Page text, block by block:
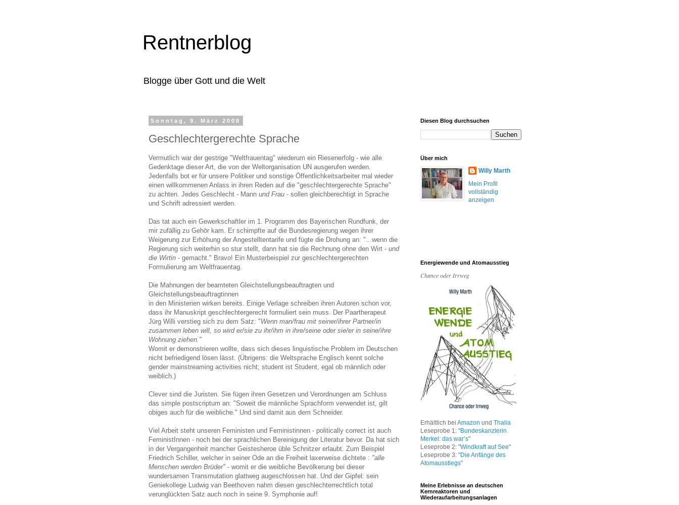
Rentnerblog
Blogge über Gott und die Welt
Sonntag, 9. März 2008
Geschlechtergerechte Sprache
Vermutlich war der gestrige "Weltfrauentag" wiederum ein Riesenerfolg - wie alle
Gedenktage dieser Art, die von der Weltorganisation UN ausgerufen werden.
Jedenfalls bot er für unsere Politiker und sonstige Öffentlichkeitsarbeiter mal wieder
einen willkommenen Anlass in ihren Reden auf die "geschlechtergerechte Sprache"
zu achten. Jedes Geschlecht - Mann und Frau - sollen gleichberechtigt in Sprache
und Schrift adressiert werden.
Das tat auch ein Gewerkschaftler im 1. Programm des Bayerischen Rundfunk, der
mir zufällig zu Gehör kam. Er schimpfte auf die Bundesregierung wegen ihrer
Weigerung zur Erhöhung der Angestelltentarife und fügte die Drohung an: "...wenn die
Regierung sich weiterhin so stur stellt, dann hat sie die Rechnung ohne den Wirt - und
die Wirtin - gemacht." Bravo! Ein Musterbeispiel zur geschlechtergerechten
Formulierung am Weltfrauentag.
Die Mahnungen der beamteten Gleichstellungsbeauftragten und
Gleichstellungsbeauftragtinnen
in den Ministerien wirken bereits. Einige Verlage schreiben ihren Autoren schon vor,
dass ihr Manuskript geschlechtergerecht formuliert sein muss. Der Paartherapeut
Jürg Willi verstieg sich zu dem Satz: "Wenn man/frau mit seiner/ihrer Partner/in
zusammen leben will, so wird er/sie zu ihr/ihm in ihre/seine oder sie/er in seine/ihre
Wohnung ziehen."
Womit er demonstrieren wollte, dass sich dieses linguistische Problem im Deutschen
nicht befriedigend lösen lässt. (Übrigens: die Weltsprache Englisch kennt solche
gender mainstreaming activities nicht; student ist Student, egal ob männlich oder
weiblich .)
Clever sind die Juristen. Sie fügen ihren Gesetzen und Verordnungen am Schluss
das simple postscriptum an: "Soweit die männliche Sprachform verwendet ist, gilt
obiges auch für die weibliche." Und sind damit aus dem Schneider.
Viel Arbeit steht unseren Feministen und Feministinnen - politically correct ist auch
FeministInnen - noch bei der sprachlichen Bereinigung der Literatur bevor. Da hat sich
in der Vergangenheit mancher Geistesheroe üble Schnitzer erlaubt. Zum Beispiel
Friedrich Schiller, welcher in seiner Ode an die Freiheit laxerweise dichtete : "alle
Menschen werden Brüder" - womit er die weibliche Bevölkerung bei dieser
wundersamen Transmutation glattweg augeschlossen hat. Und der Gipfel: sein
Geniekollege Ludwig van Beethoven nahm diesen geschlechterrechtlich total
verunglückten Satz auch noch in seine 9. Symphonie auf!
Diesen Blog durchsuchen
Über mich
Willy Marth
Mein Profil
vollständig
anzeigen
Energiewende und Atomausstieg
Chance oder Irrweg
Erhältlich bei Amazon und Thalia
Leseprobe 1: "Bundeskanzlerin
Merkel: das war’s"
Leseprobe 2: "Windkraft auf See"
Leseprobe 3: "Die Anfänge des
Atomausstiegs"
Meine Erlebnisse an deutschen
Kernreaktoren und
Wiederaufarbeitungsanlagen